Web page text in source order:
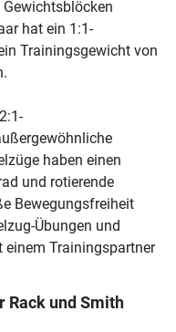
hat ein 1:1-
Trainingsgewicht von
haben einen
und rotierende
Bewegungsfreiheit
Übungen und
Trainingspartner
Rack und Smith